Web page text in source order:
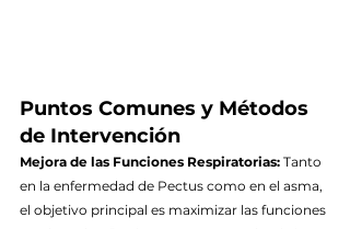
Puntos Comunes y Métodos
de Intervención
Mejora de las Funciones Respiratorias: Tanto
en la enfermedad de Pectus como en el asma,
el objetivo principal es maximizar las funciones